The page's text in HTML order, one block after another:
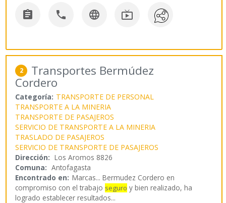
   
2 Transportes Bermúdez
Cordero
Categoría: TRANSPORTE DE PERSONAL
TRANSPORTE A LA MINERIA
TRANSPORTE DE PASAJEROS
SERVICIO DE TRANSPORTE A LA MINERIA
TRASLADO DE PASAJEROS
SERVICIO DE TRANSPORTE DE PASAJEROS
Dirección: Los Aromos 8826
Comuna: Antofagasta
Encontrado en: Marcas...Bermudez Cordero en
compromiso con el trabajo seguro y bien realizado, ha
logrado establecer resultados...